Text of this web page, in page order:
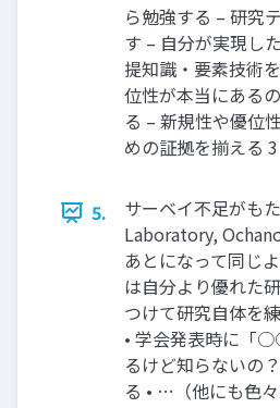
ら勉強する – 研究
す – 自分が実現し
提知識・要素技術
位性が本当にある
る – 新規性や優位
めの証拠を揃える 3
5.
サーベイ不足がも
Laboratory,
あとになって同じ
は自分より優れた
つけて研究自体を
• 学会発表時に「
るけど知らないの
る • …（他にも色